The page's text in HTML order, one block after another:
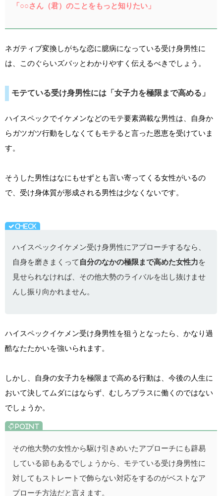
「○○さん（君）のことをもっと知りたい」
ネガティブ変換しがちな恋に臆病になっている受け身男性に
は、このぐらいズバッとわかりやすく伝えるべきでしょう。
モテている受け身男性には「女子力を極限まで高める」
ハイスペックでイケメンなどのモテ要素満載な男性は、自身か
らガツガツ行動をしなくてもモテると言った恩恵を受けていま
す。
そうした男性はなにもせずとも言い寄ってくる女性がいるの
で、受け身体質が形成される男性は少なくないです。
ハイスペックイケメン受け身男性にアプローチするなら、
自身を磨きまくって 自分のなかの極限まで高めた女性力を
見せられなければ、その他大勢のライバルを出し抜けませ
んし振り向かれません。
ハイスペックイケメン受け身男性を狙うとなったら、かなり過
酷なたたかいを強いられます。
しかし、自身の女子力を極限まで高める行動は、今後の人生に
おいて決してムダにはならず、むしろプラスに働くのではない
でしょうか。
その他大勢の女性から駆け引きめいたアプローチにも辟易
している節もあるでしょうから、モテている受け身男性に
対してもストレートで飾らない対応をするのがベストなア
プローチ方法だと言えます。